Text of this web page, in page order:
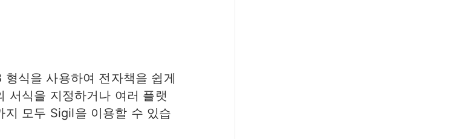
식을 사용하여 전자책을 쉽게
서식을 지정하거나 여러 플랫
지 모두 Sigil을 이용할 수 있습